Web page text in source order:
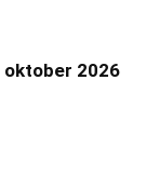
oktober 2026